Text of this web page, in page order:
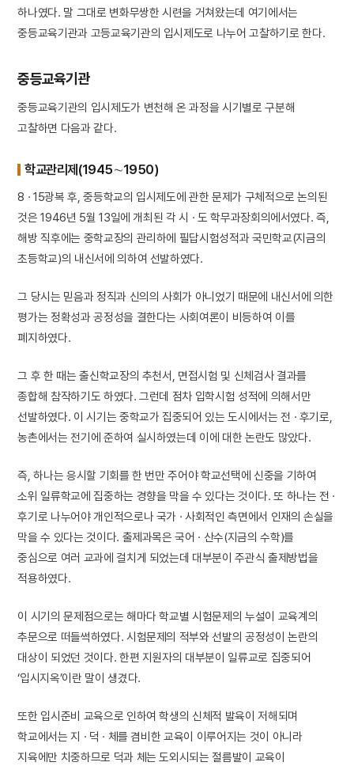
하나였다. 말 그대로 변화무쌍한 시련을 거쳐왔는데 여기에서는
중등교육기관과 고등교육기관의 입시제도로 나누어 고찰하기로 한다.
중등교육기관
중등교육기관의 입시제도가 변천해 온 과정을 시기별로 구분해
고찰하면 다음과 같다.
학교관리제(1945∼1950)
8 · 15광복 후, 중등학교의 입시제도에 관한 문제가 구체적으로 논의된
것은 1946년 5월 13일에 개최된 각 시 · 도 학무과장회의에서였다. 즉,
해방 직후에는 중학교장의 관리하에 필답시험성적과 국민학교(지금의
초등학교)의 내신서에 의하여 선발하였다.
그 당시는 믿음과 정직과 신의의 사회가 아니었기 때문에 내신서에 의한
평가는 정확성과 공정성을 결한다는 사회여론이 비등하여 이를
폐지하였다.
그 후 한 때는 출신학교장의 추천서, 면접시험 및 신체검사 결과를
종합해 참작하기도 하였다. 그런데 점차 입학시험 성적에 의해서만
선발하였다. 이 시기는 중학교가 집중되어 있는 도시에서는 전 · 후기로,
농촌에서는 전기에 준하여 실시하였는데 이에 대한 논란도 많았다.
즉, 하나는 응시할 기회를 한 번만 주어야 학교선택에 신중을 기하여
소위 일류학교에 집중하는 경향을 막을 수 있다는 것이다. 또 하나는 전 ·
후기로 나누어야 개인적으로나 국가 · 사회적인 측면에서 인재의 손실을
막을 수 있다는 것이다. 출제과목은 국어 · 산수(지금의 수학)를
중심으로 여러 교과에 걸치게 되었는데 대부분이 주관식 출제방법을
적용하였다.
이 시기의 문제점으로는 해마다 학교별 시험문제의 누설이 교육계의
추문으로 떠들썩하였다. 시험문제의 적부와 선발의 공정성이 논란의
대상이 되었던 것이다. 한편 지원자의 대부분이 일류교로 집중되어
‘입시지옥’이란 말이 생겼다.
또한 입시준비 교육으로 인하여 학생의 신체적 발육이 저해되며
학교에서는 지 · 덕 · 체를 겸비한 교육이 이루어지는 것이 아니라
지육에만 치중하므로 덕과 체는 도외시되는 절름발이 교육이